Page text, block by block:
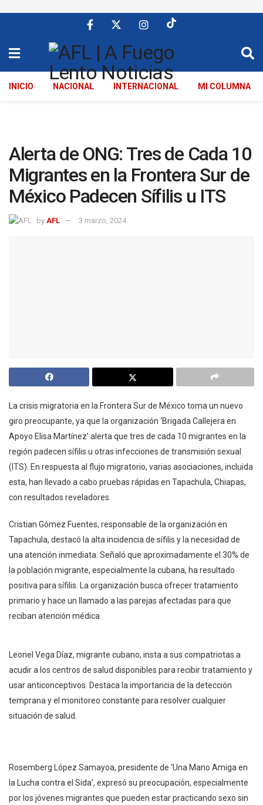
INICIO NACIONAL INTERNACIONAL MI COLUMNA
Alerta de ONG: Tres de Cada 10
Migrantes en la Frontera Sur de
México Padecen Sífilis u ITS
by AFL 3 marzo, 2024
La crisis migratoria en la Frontera Sur de México toma un nuevo
giro preocupante, ya que la organización ‘Brigada Callejera en
Apoyo Elisa Martínez’ alerta que tres de cada 10 migrantes en la
región padecen sífilis u otras infecciones de transmisión sexual
(ITS). En respuesta al flujo migratorio, varias asociaciones, incluida
esta, han llevado a cabo pruebas rápidas en Tapachula, Chiapas,
con resultados reveladores.
Cristian Gómez Fuentes, responsable de la organización en
Tapachula, destacó la alta incidencia de sífilis y la necesidad de
una atención inmediata. Señaló que aproximadamente el 30% de
la población migrante, especialmente la cubana, ha resultado
positiva para sífilis. La organización busca ofrecer tratamiento
primario y hace un llamado a las parejas afectadas para que
reciban atención médica.
Leonel Vega Díaz, migrante cubano, insta a sus compatriotas a
acudir a los centros de salud disponibles para recibir tratamiento y
usar anticonceptivos. Destaca la importancia de la detección
temprana y el monitoreo constante para resolver cualquier
situación de salud.
Rosemberg López Samayoa, presidente de ‘Una Mano Amiga en
la Lucha contra el Sida’, expresó su preocupación, especialmente
por los jóvenes migrantes que pueden estar practicando sexo sin